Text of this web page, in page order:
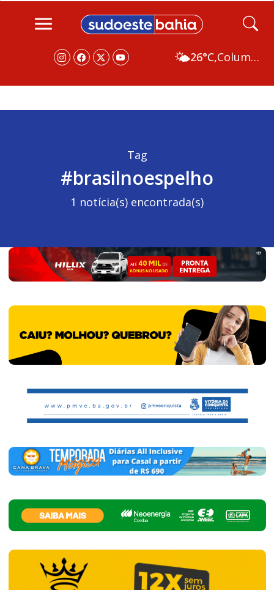
🌤️26°C, Columbus
Tag
#brasilnoespelho
1 notícia(s) encontrada(s)